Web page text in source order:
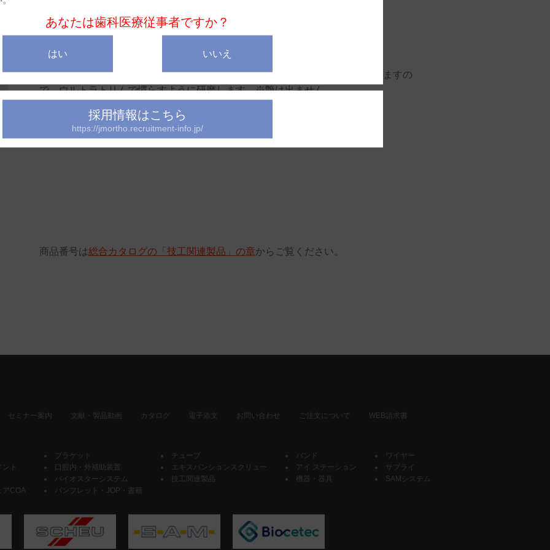
あなたは歯科医療従事者ですか？
はい いいえ
採用情報はこちら
https://jmortho.recruitment-info.jp/
グラインディングキャップを用いて辺縁修正を行った後はバリやざらつきが出ますの
で、ウルトラトリムで慣らすように研磨します。※艶は出ません
商品番号は総合カタログの「技工関連製品」の章からご覧ください。
セミナー案内 文献・製品動画 カタログ 電子添文 お問い合わせ ご注文について WEB請求書
ト
アCOA
ブラケット
口腔内・外補助装置
バイオスターシステム
パンフレット・JOP・書籍
チューブ
エキスパンションスクリュー
技工関連製品
バンド
アイ ステーション
機器・器具
ワイヤー
サプライ
SAMシステム